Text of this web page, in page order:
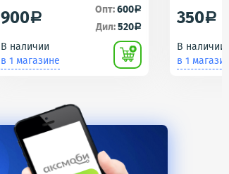
900a Опт:600a
Дил:520a
В наличии
в 1 магазине
U2 Tristar
350a
В наличии
в 1